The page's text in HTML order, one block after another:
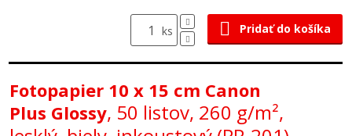
ks Pridať do košíka
Fotopapier 10 x 15 cm Canon
Plus Glossy, 50 listov, 260 g/m²,